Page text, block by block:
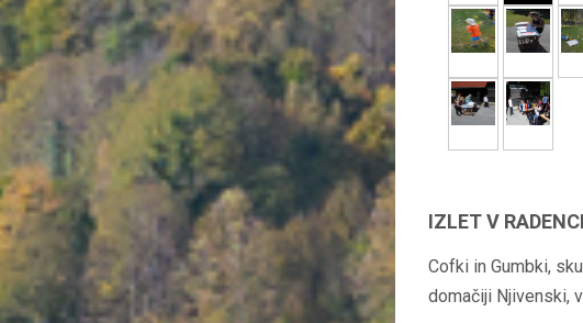
IZLET V
Cofki in Gumbki,
domačiji Njivenski,